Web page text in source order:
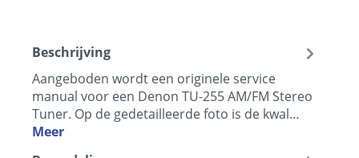
Beschrijving
Aangeboden wordt een originele service
manual voor een Denon TU-255 AM/FM Stereo
Tuner. Op de gedetailleerde foto is de kwal…
Meer